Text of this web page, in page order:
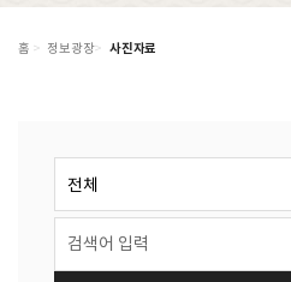
홈 > 정보광장> 사진자료